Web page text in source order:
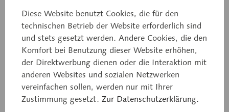
Topographie der
Augenhöhle
ca. 5fach vergrößert, aus
SOMSO-Plast®. Das Modell
Augapfel
ca. 5fach vergrößert, aus
SOMSO-Plast®. Auf den
Diese Website benutzt Cookies, die für den
technischen Betrieb der Website erforderlich sind
und stets gesetzt werden. Andere Cookies, die den
Komfort bei Benutzung dieser Website erhöhen,
der Direktwerbung dienen oder die Interaktion mit
anderen Websites und sozialen Netzwerken
vereinfachen sollen, werden nur mit Ihrer
Zustimmung gesetzt. Zur Datenschutzerklärung.